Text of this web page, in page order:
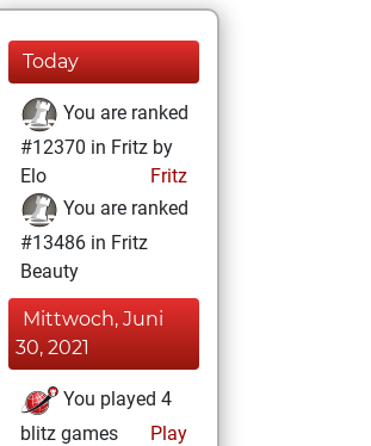
Today
You are ranked
#12370 in Fritz by
Elo
Fritz
You are ranked
#13486 in Fritz
Beauty
Mittwoch, Juni
30, 2021
You played 4
blitz games
Play